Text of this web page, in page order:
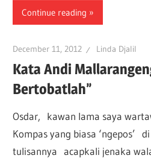
Continue reading
December 11, 2012 Linda Djalil
Kata Andi
Bertobatlah”
Osdar, kawan lama saya
Kompas yang biasa ‘ngepos’
tulisannya acapkali jenaka